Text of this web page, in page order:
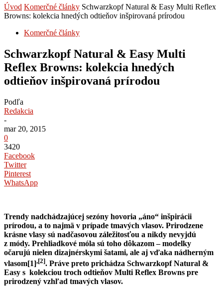
Úvod Komerčné články Schwarzkopf Natural & Easy Multi Reflex
Browns: kolekcia hnedých odtieňov inšpirovaná prírodou
Komerčné články
Schwarzkopf Natural & Easy Multi
Reflex Browns: kolekcia hnedých
odtieňov inšpirovaná prírodou
Podľa
Redakcia
-
mar 20, 2015
0
3420
Facebook
Twitter
Pinterest
WhatsApp
Trendy nadchádzajúcej sezóny hovoria „áno“ inšpirácii
prírodou, a to najmä v prípade tmavých vlasov. Prirodzene
krásne vlasy sú nadčasovou záležitosťou a nikdy nevyjdú
z módy. Prehliadkové móla sú toho dôkazom – modelky
očarujú nielen dizajnérskymi šatami, ale aj vďaka nádherným
vlasom[1],[2]. Práve preto prichádza Schwarzkopf Natural &
Easy s kolekciou troch odtieňov Multi Reflex Browns pre
prirodzený vzhľad tmavých vlasov.